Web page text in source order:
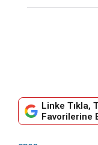
Linke Tıkla,
Favorilerine